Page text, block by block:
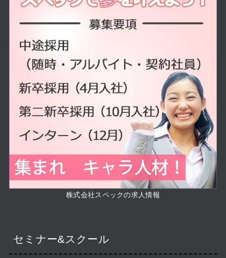
株式会社スペックの求人情報
セミナー&スクール